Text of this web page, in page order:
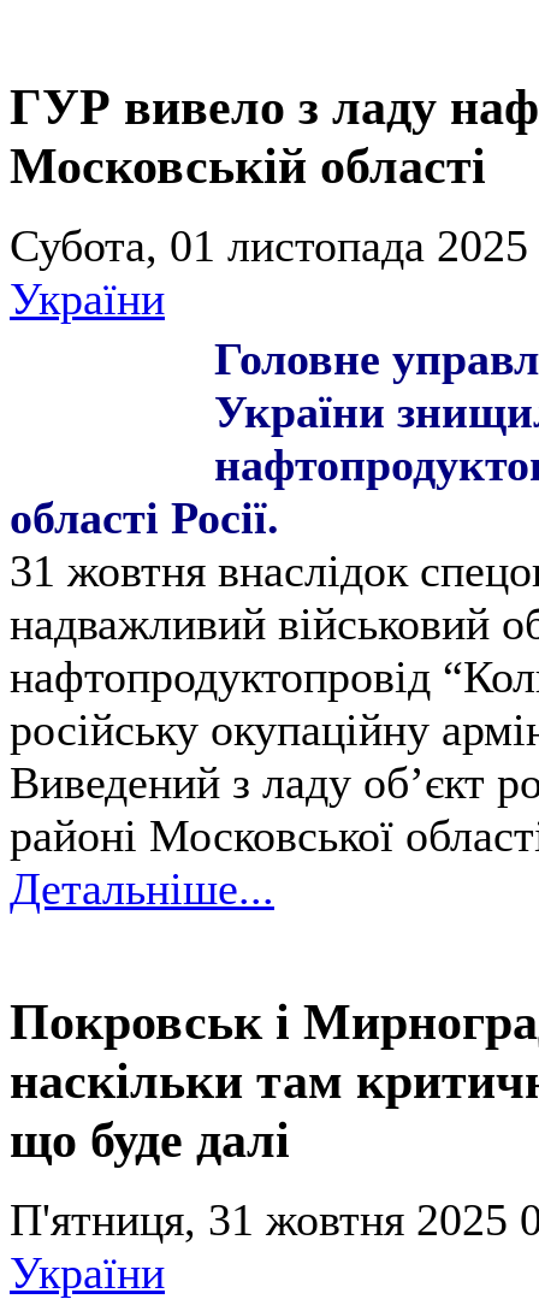
ГУР вивело з ладу
Московській області
Субота, 01 листопада
України
Головне
України
області Росії.
31 жовтня внаслідок
надважливий військовий
нафтопродуктопровід
російську окупаційну
Виведений з ладу об’єкт
районі Московської
Детальніше...
Покровськ і
наскільки там
що буде далі
П'ятниця, 31 жовтня 2025
України